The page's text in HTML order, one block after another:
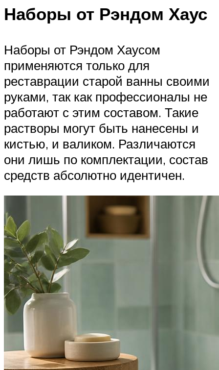
Наборы от Рэндом Хаус
Наборы от Рэндом Хаусом
применяются только для
реставрации старой ванны своими
руками, так как профессионалы не
работают с этим составом. Такие
растворы могут быть нанесены и
кистью, и валиком. Различаются
они лишь по комплектации, состав
средств абсолютно идентичен.